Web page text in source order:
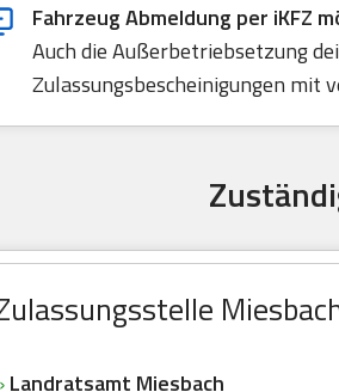
Fahrzeug Abmeldung per iKFZ
Auch die Außerbetriebsetzung
Zulassungsbescheinigungen mit
Landratsamt Miesbach